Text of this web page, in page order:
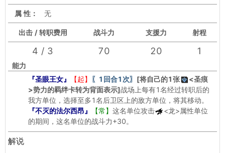
属 性： 无
出击 / 转职费用 战斗力 支援力 射程
4 / 3 70 20 1
能力
『圣眼王女』
【起】 〖1回合1次〗 [将自己的1张
<圣痕
>势力的羁绊卡转为背面表示]战场上每有1名经过转职后的
我方单位，选择至多1名后卫区上的敌方单位，将其移动。
『不灭的法尔西昂』
【常】 这名单位攻击 <龙>属性单位
的期间，这名单位的战斗力+30。
解说